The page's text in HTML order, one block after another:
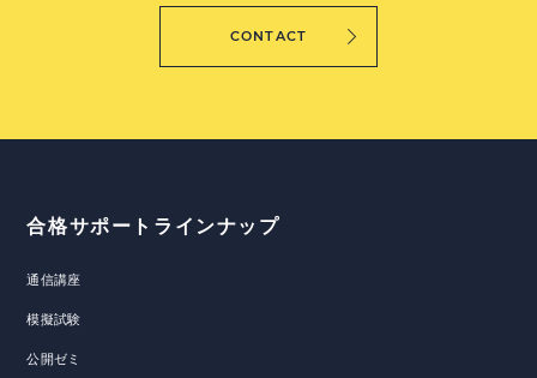
CONTACT
合格サポートラインナップ
通信講座
模擬試験
公開ゼミ